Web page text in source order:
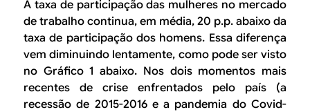
A taxa de participação das mulheres no mercado
de trabalho continua, em média, 20 p.p. abaixo da
taxa de participação dos homens. Essa diferença
vem diminuindo lentamente, como pode ser visto
no Gráfico 1 abaixo. Nos dois momentos mais
recentes de crise enfrentados pelo país (a
recessão de 2015-2016 e a pandemia do Covid-